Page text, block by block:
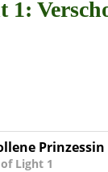
1:
Prinzessin
Light 1